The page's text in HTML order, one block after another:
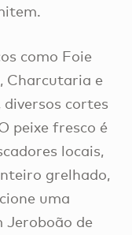
como Foie
Charcutaria e
cortes
peixe fresco é
locais,
grelhado,
uma
Jeroboão de